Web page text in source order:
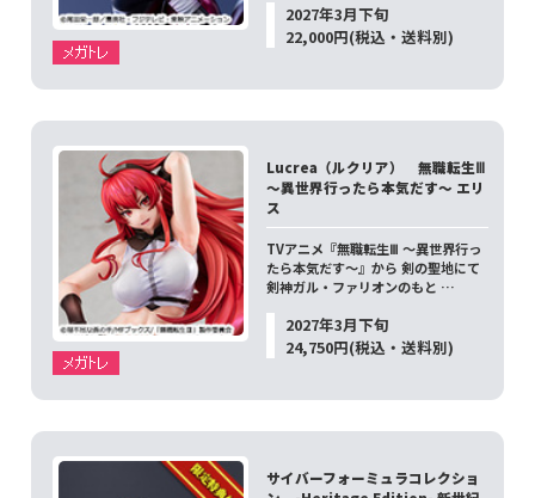
2027年3月下旬
22,000円(税込・送料別)
Lucrea（ルクリア） 無職転生Ⅲ
～異世界行ったら本気だす～ エリ
ス
TVアニメ『無職転生Ⅲ ～異世界行っ
たら本気だす～』から 剣の聖地にて
剣神ガル・ファリオンのもと …
2027年3月下旬
24,750円(税込・送料別)
サイバーフォーミュラコレクショ